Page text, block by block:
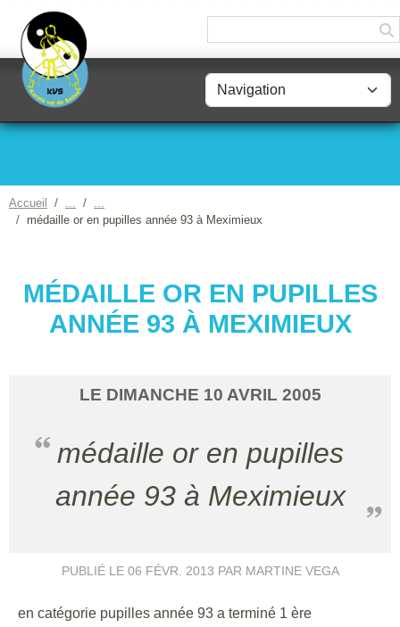
Accueil
médaille or en pupilles année 93 à Meximieux
MÉDAILLE OR EN PUPILLES
ANNÉE 93 À MEXIMIEUX
LE DIMANCHE 10 AVRIL 2005
médaille or en pupilles
année 93 à Meximieux
PUBLIÉ LE 06 FÉVR. 2013 PAR MARTINE VEGA
en catégorie pupilles année 93 a terminé 1 ère
Panneau de gestion des cookies